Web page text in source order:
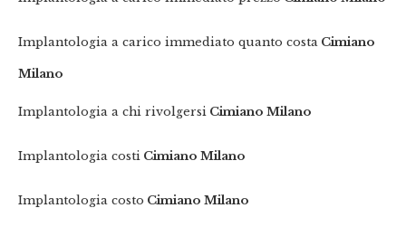
Implantologia a carico immediato quanto costa Cimiano
Milano
Implantologia a chi rivolgersi Cimiano Milano
Implantologia costi Cimiano Milano
Implantologia costo Cimiano Milano